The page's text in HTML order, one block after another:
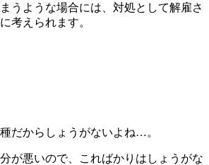
うような場合には、対処として解雇さ
考えられます。
だからしょうがないよね…。
が悪いので、こればかりはしょうがな